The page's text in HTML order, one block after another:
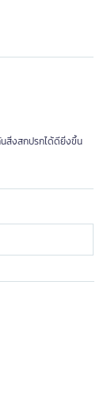
สิ่งสกปรกได้ดียิ่งขึ้น